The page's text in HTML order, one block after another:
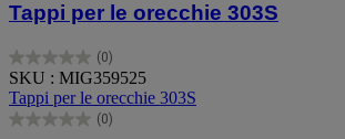
Tappi per le orecchie 303S
(0)
0.0
su
5
stelle.
SKU : MIG359525
Tappi per le orecchie 303S
(0)
0.0